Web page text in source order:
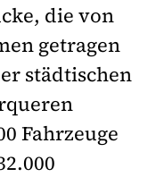
die von
getragen
städtischen
Fahrzeuge